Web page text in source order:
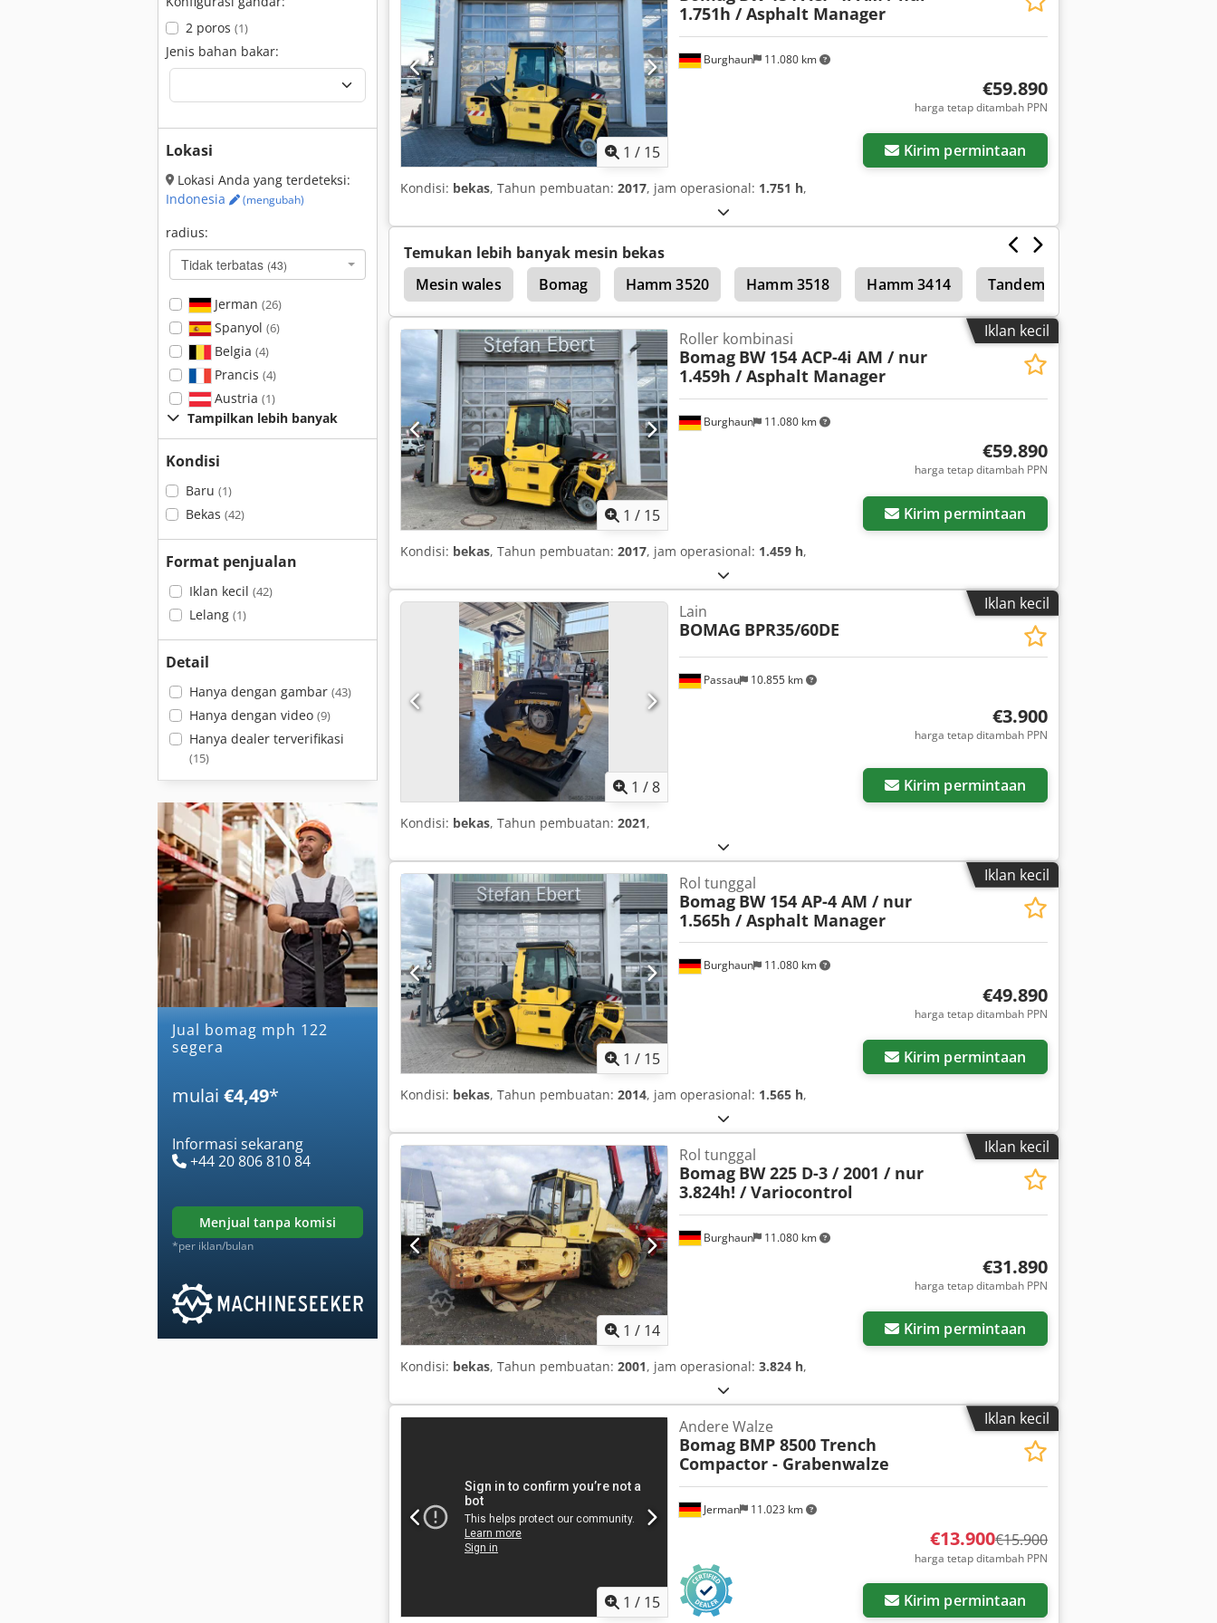
2 poros (1)
Jenis bahan bakar:
Lokasi
Lokasi Anda yang terdeteksi:
Indonesia
(mengubah)
radius:
Tidak terbatas (43)
Jerman (26)
Spanyol (6)
Belgia (4)
Prancis (4)
Austria (1)
Tampilkan lebih banyak
Kondisi
Baru (1)
Bekas (42)
Format penjualan
Iklan kecil (42)
Lelang (1)
Detail
Hanya dengan gambar (43)
Hanya dengan video (9)
Hanya dealer terverifikasi
(15)
Jual bomag mph 122
segera
mulai €4,49*
Informasi sekarang
+44 20 806 810 84
menjual tanpa komisi
*per iklan/bulan
1 / 15
Burghaun 11.080 km
1.751h / Asphalt Manager
€59.890
harga tetap ditambah PPN
Kirim permintaan
Kondisi: bekas, Tahun pembuatan: 2017, jam operasional: 1.751 h,
Temukan lebih banyak mesin bekas
Mesin wales
Bomag Hamm 3520 Hamm 3518 Hamm 3414 Tandem roller
Hamm 3518 Hamm 3414
Iklan kecil
1 / 15
Burghaun 11.080 km
Roller kombinasi
Bomag BW 154 ACP-4i AM / nur
1.459h / Asphalt Manager
€59.890
harga tetap ditambah PPN
Kirim permintaan
Kondisi: bekas, Tahun pembuatan: 2017, jam operasional: 1.459 h,
Iklan kecil
1 /8
Passau 10.855 km
Lain
BOMAG BPR35/60DE
€3.900
harga tetap ditambah PPN
Kirim permintaan
Kondisi: bekas, Tahun pembuatan: 2021,
Iklan kecil
1 / 15
Burghaun 11.080 km
Rol tunggal
Bomag BW 154 AP-4 AM / nur
1.565h / Asphalt Manager
€49.890
harga tetap ditambah PPN
Kirim permintaan
Kondisi: bekas, Tahun pembuatan: 2014, jam operasional: 1.565 h,
Iklan kecil
1 / 14
Burghaun 11.080 km
Rol tunggal
Bomag BW 225 D-3 / 2001 / nur
3.824h! / Variocontrol
€31.890
harga tetap ditambah PPN
Kirim permintaan
Kondisi: bekas, Tahun pembuatan: 2001, jam operasional: 3.824 h,
Iklan kecil
1 / 15
Jerman 11.023 km
Andere Walze
Bomag BMP 8500 Trench
Compactor - Grabenwalze
€13.900€15.900
harga tetap ditambah PPN
Kirim permintaan